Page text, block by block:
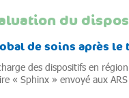
du
de soins après
des dispositifs en
« Sphinx » envoyé aux